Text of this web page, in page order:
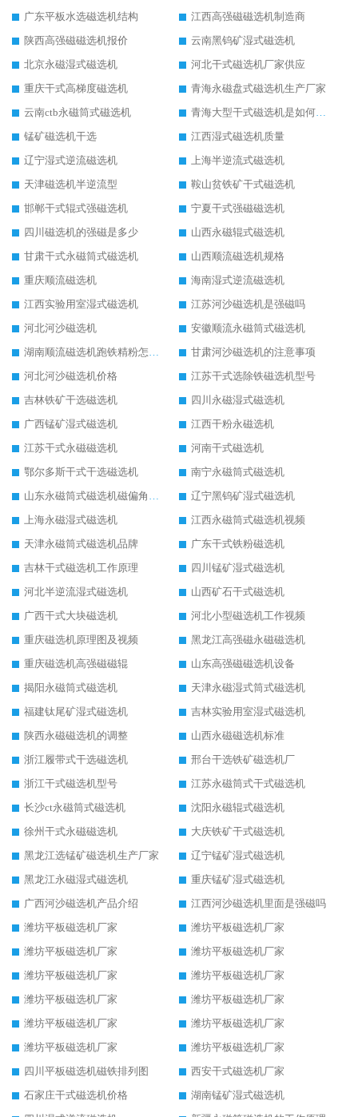
广东平板水选磁选机结构
江西高强磁磁选机制造商
陕西高强磁磁选机报价
云南黑钨矿湿式磁选机
北京永磁湿式磁选机
河北干式磁选机厂家供应
重庆干式高梯度磁选机
青海永磁盘式磁选机生产厂家
云南ctb永磁筒式磁选机
青海大型干式磁选机是如何选矿的
锰矿磁选机干选
江西湿式磁选机质量
辽宁湿式逆流磁选机
上海半逆流式磁选机
天津磁选机半逆流型
鞍山贫铁矿干式磁选机
邯郸干式辊式强磁选机
宁夏干式强磁磁选机
四川磁选机的强磁是多少
山西永磁辊式磁选机
甘肃干式永磁筒式磁选机
山西顺流磁选机规格
重庆顺流磁选机
海南湿式逆流磁选机
江西实验用室湿式磁选机
江苏河沙磁选机是强磁吗
河北河沙磁选机
安徽顺流永磁筒式磁选机
湖南顺流磁选机跑铁精粉怎么处理
甘肃河沙磁选机的注意事项
河北河沙磁选机价格
江苏干式选除铁磁选机型号
吉林铁矿干选磁选机
四川永磁湿式磁选机
广西锰矿湿式磁选机
江西干粉永磁选机
江苏干式永磁磁选机
河南干式磁选机
鄂尔多斯干式干选磁选机
南宁永磁筒式磁选机
山东永磁筒式磁选机磁偏角怎么调整
辽宁黑钨矿湿式磁选机
上海永磁湿式磁选机
江西永磁筒式磁选机视频
天津永磁筒式磁选机品牌
广东干式铁粉磁选机
吉林干式磁选机工作原理
四川锰矿湿式磁选机
河北半逆流湿式磁选机
山西矿石干式磁选机
广西干式大块磁选机
河北小型磁选机工作视频
重庆磁选机原理图及视频
黑龙江高强磁永磁磁选机
重庆磁选机高强磁磁辊
山东高强磁磁选机设备
揭阳永磁筒式磁选机
天津永磁湿式筒式磁选机
福建钛尾矿湿式磁选机
吉林实验用室湿式磁选机
陕西永磁磁选机的调整
山西永磁磁选机标准
浙江履带式干选磁选机
邢台干选铁矿磁选机厂
浙江干式磁选机型号
江苏永磁筒式干式磁选机
长沙ct永磁筒式磁选机
沈阳永磁辊式磁选机
徐州干式永磁磁选机
大庆铁矿干式磁选机
黑龙江选锰矿磁选机生产厂家
辽宁锰矿湿式磁选机
黑龙江永磁湿式磁选机
重庆锰矿湿式磁选机
广西河沙磁选机产品介绍
江西河沙磁选机里面是强磁吗
潍坊平板磁选机厂家
潍坊平板磁选机厂家
潍坊平板磁选机厂家
潍坊平板磁选机厂家
潍坊平板磁选机厂家
潍坊平板磁选机厂家
潍坊平板磁选机厂家
潍坊平板磁选机厂家
潍坊平板磁选机厂家
潍坊平板磁选机厂家
潍坊平板磁选机厂家
潍坊平板磁选机厂家
四川平板磁选机磁铁排列图
西安干式磁选机厂家
石家庄干式磁选机价格
湖南锰矿湿式磁选机